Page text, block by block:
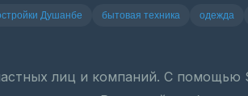
Душанбе бытовая техника одежда
лиц и компаний. С помощью